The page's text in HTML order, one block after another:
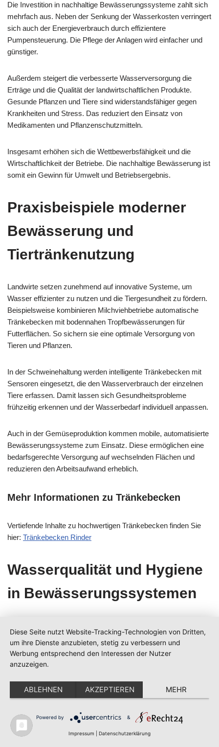
Die Investition in nachhaltige Bewässerungssysteme zahlt sich
mehrfach aus. Neben der Senkung der Wasserkosten verringert
sich auch der Energieverbrauch durch effizientere
Pumpensteuerung. Die Pflege der Anlagen wird einfacher und
günstiger.
Außerdem steigert die verbesserte Wasserversorgung die
Erträge und die Qualität der landwirtschaftlichen Produkte.
Gesunde Pflanzen und Tiere sind widerstandsfähiger gegen
Krankheiten und Stress. Das reduziert den Einsatz von
Medikamenten und Pflanzenschutzmitteln.
Insgesamt erhöhen sich die Wettbewerbsfähigkeit und die
Wirtschaftlichkeit der Betriebe. Die nachhaltige Bewässerung ist
somit ein Gewinn für Umwelt und Betriebsergebnis.
Praxisbeispiele moderner
Bewässerung und
Tiertränkenutzung
Landwirte setzen zunehmend auf innovative Systeme, um
Wasser effizienter zu nutzen und die Tiergesundheit zu fördern.
Beispielsweise kombinieren Milchviehbetriebe automatische
Tränkebecken mit bodennahen Tropfbewässerungen für
Futterflächen. So sichern sie eine optimale Versorgung von
Tieren und Pflanzen.
In der Schweinehaltung werden intelligente Tränkebecken mit
Sensoren eingesetzt, die den Wasserverbrauch der einzelnen
Tiere erfassen. Damit lassen sich Gesundheitsprobleme
frühzeitig erkennen und der Wasserbedarf individuell anpassen.
Auch in der Gemüseproduktion kommen mobile, automatisierte
Bewässerungssysteme zum Einsatz. Diese ermöglichen eine
bedarfsgerechte Versorgung auf wechselnden Flächen und
reduzieren den Arbeitsaufwand erheblich.
Mehr Informationen zu Tränkebecken
Vertiefende Inhalte zu hochwertigen Tränkebecken finden Sie
hier: Tränkebecken Rinder
Wasserqualität und Hygiene
in Bewässerungssystemen
moderner Bewässerung. Verunreinigtes Wasser kann Pflanzen
schädigen und die Gesundheit der Tiere gefährden. Deshalb
sind Filteranlagen und regelmäßige Reinigung essenziell.
Tränkebecken profitieren von speziellen Reinigungssystemen,
die Algenbildung und Keimbesiedlung verhindern. Automatische
Spülsysteme und UV-Filter kommen zunehmend zum Einsatz.
Das sichert eine konstante Wasserqualität ohne hohen
Pflegeaufwand.
Diese Seite nutzt Website-Tracking-Technologien von Dritten,
um ihre Dienste anzubieten, stetig zu verbessern und
Werbung entsprechend den Interessen der Nutzer
anzuzeigen.
ABLEHNEN AKZEPTIEREN MEHR
Powered by &
Impressum Datenschutzerklärung